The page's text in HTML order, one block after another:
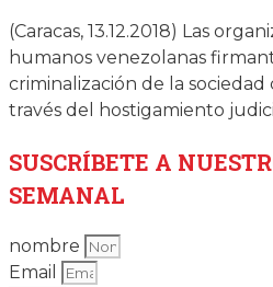
(Caracas, 13.12.2018) Las
humanos venezolanas
criminalización de la sociedad
través del hostigamiento
SUSCRÍBETE A
SEMANAL
nombre
Email